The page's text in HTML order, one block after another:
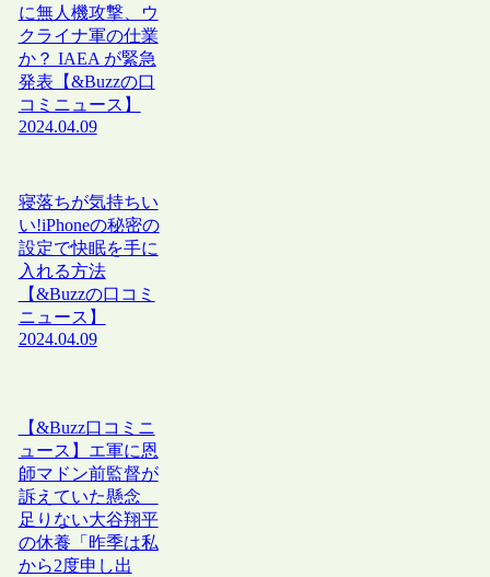
に無人機攻撃、ウ
クライナ軍の仕業
か？ IAEA が緊急
発表【&Buzzの口
コミニュース】
2024.04.09
寝落ちが気持ちい
い!iPhoneの秘密の
設定で快眠を手に
入れる方法
【&Buzzの口コミ
ニュース】
2024.04.09
【&Buzz口コミニ
ュース】エ軍に恩
師マドン前監督が
訴えていた懸念
足りない大谷翔平
の休養「昨季は私
から2度申し出